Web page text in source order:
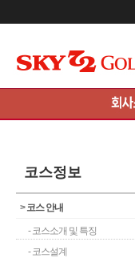
코스정보
>코스 안내
- 코스소개 및 특징
- 코스설계